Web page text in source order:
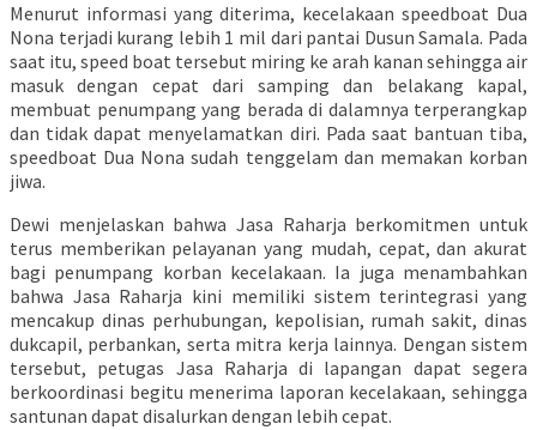
Menurut informasi yang diterima, kecelakaan speedboat Dua
Nona terjadi kurang lebih 1 mil dari pantai Dusun Samala. Pada
saat itu, speed boat tersebut miring ke arah kanan sehingga air
masuk dengan cepat dari samping dan belakang kapal,
membuat penumpang yang berada di dalamnya terperangkap
dan tidak dapat menyelamatkan diri. Pada saat bantuan tiba,
speedboat Dua Nona sudah tenggelam dan memakan korban
jiwa.
Dewi menjelaskan bahwa Jasa Raharja berkomitmen untuk
terus memberikan pelayanan yang mudah, cepat, dan akurat
bagi penumpang korban kecelakaan. Ia juga menambahkan
bahwa Jasa Raharja kini memiliki sistem terintegrasi yang
mencakup dinas perhubungan, kepolisian, rumah sakit, dinas
dukcapil, perbankan, serta mitra kerja lainnya. Dengan sistem
tersebut, petugas Jasa Raharja di lapangan dapat segera
berkoordinasi begitu menerima laporan kecelakaan, sehingga
santunan dapat disalurkan dengan lebih cepat.